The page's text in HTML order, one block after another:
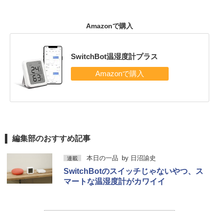
Amazonで購入
SwitchBot温湿度計プラス
編集部のおすすめ記事
連載 本日の一品 by 日沼諭史
SwitchBotのスイッチじゃないやつ、ス
マートな温湿度計がカワイイ